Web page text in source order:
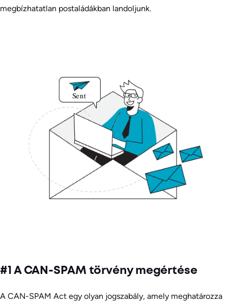
megbízhatatlan postaládákban landoljunk.
#1 A CAN-SPAM törvény megértése
A CAN-SPAM Act egy olyan jogszabály, amely meghatározza